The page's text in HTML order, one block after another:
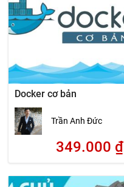
Docker cơ bản
Trần Anh Đức
349.000 ₫